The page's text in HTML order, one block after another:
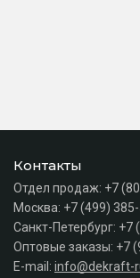
Контакты
Отдел продаж: +7
Москва: +7 (499)
Санкт-Петербург: +7
Оптовые заказы: +7
E-mail: info@dekraft-